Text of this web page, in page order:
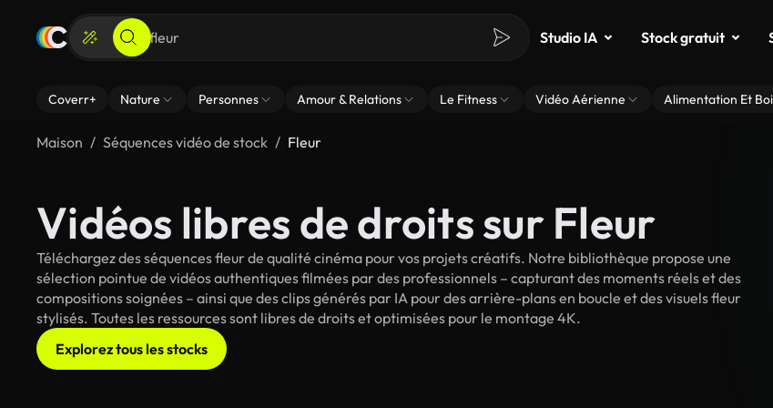
Studio IA Stock gratuit
Coverr+ Nature Personnes Amour & Relations Le Fitness Vidéo Aérienne Alimentation Et
Maison Séquences vidéo de stock Fleur
Vidéos libres de droits sur Fleur
Téléchargez des séquences fleur de qualité cinéma pour vos projets créatifs. Notre bibliothèque propose une
sélection pointue de vidéos authentiques filmées par des professionnels – capturant des moments réels et des
compositions soignées – ainsi que des clips générés par IA pour des arrière-plans en boucle et des visuels fleur
stylisés. Toutes les ressources sont libres de droits et optimisées pour le montage 4K.
Explorez tous les stocks